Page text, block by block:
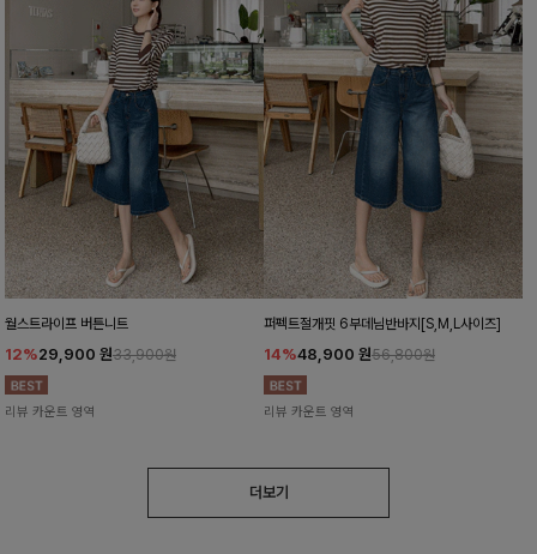
월스트라이프 버튼니트
12%29,900 원33,900원
리뷰 카운트 영역
퍼펙트절개핏 6부데님반바지[S,M,L사이즈]
14%48,900 원56,800원
리뷰 카운트 영역
더보기